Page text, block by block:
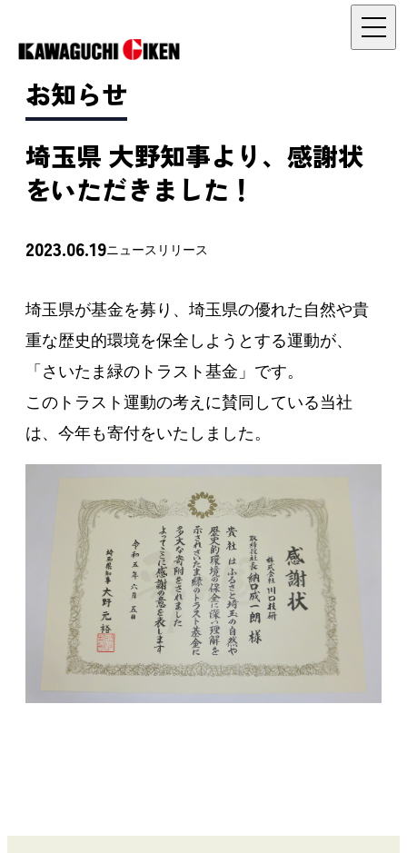
お知らせ
埼玉県 大野知事より、感謝状
をいただきました！
2023.06.19ニュースリリース
埼玉県が基金を募り、埼玉県の優れた自然や貴
重な歴史的環境を保全しようとする運動が、
「さいたま緑のトラスト基金」です。
このトラスト運動の考えに賛同している当社
は、今年も寄付をいたしました。